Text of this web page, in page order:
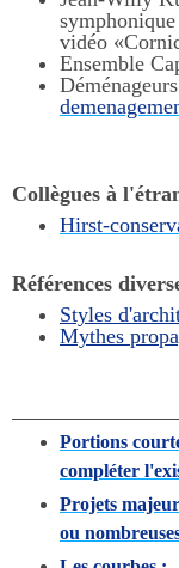
vidéo
Ensemble
Collègues à
Hirst-
Références
Styles
Mythes
Portions
compléter
Projets
ou